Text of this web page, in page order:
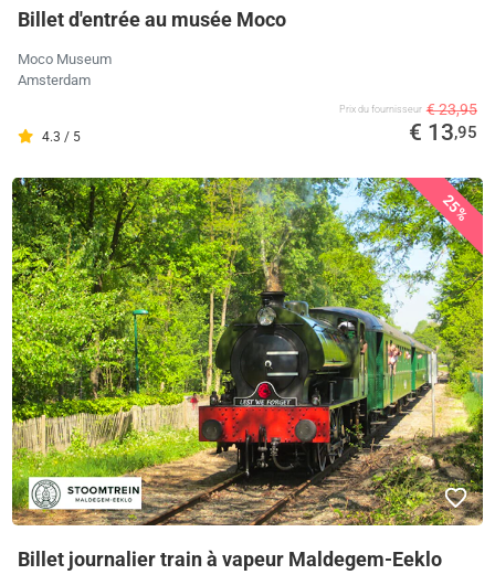
Billet d'entrée au musée Moco
Moco Museum
Amsterdam
4.3 / 5
Prix ​​du fournisseur € 23,95
€ 13,95
25%
Billet journalier train à vapeur Maldegem-Eeklo